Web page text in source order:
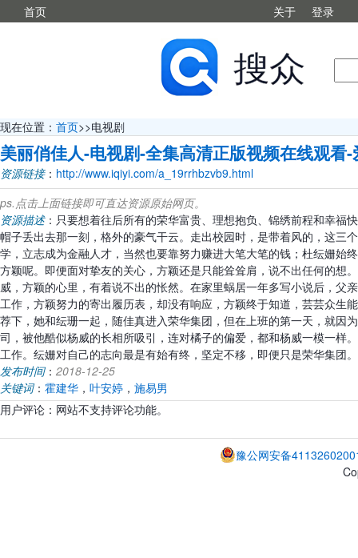
首页 关于 登录
现在位置： 首页>>电视剧
美丽俏佳人-电视剧-全集高清正版视频在线观看-
资源链接： http://www.iqiyi.com/a_19rrhbzvb9.html
ps.点击上面链接即可直达资源原始网页。
资源描述：只要想着往后所有的荣华富贵、理想抱负、锦绣前程和幸福
帽子丢出去那一刻，格外的豪气干云。走出校园时，是带着风的，这三
学，立志成为金融人才，当然也要靠努力赚进大笔大笔的钱；杜纭姗始
方颖呢。即便面对挚友的关心，方颖还是只能耸耸肩，说不出任何的想
威，方颖的心里，有着说不出的怅然。在家里蜗居一年多写小说后，父
工作，方颖努力的寄出履历表，却没有响应，方颖终于知道，芸芸众生
荐下，她和纭珊一起，随佳真进入荣华集团，但在上班的第一天，就因
司，被他酷似杨威的长相所吸引，连对橘子的偏爱，都和杨威一模一样
工作。纭姗对自己的志向最是有始有终，坚定不移，即便只是荣华集团。
发布时间： 2018-12-25
关键词： 霍建华 ， 叶安婷 ， 施易男
用户评论：网站不支持评论功能。
豫公网安备